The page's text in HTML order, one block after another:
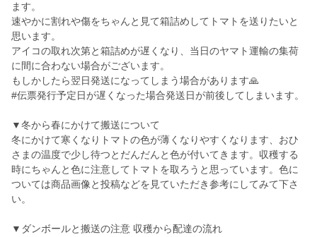
ます。
速やかに割れや傷をちゃんと見て箱詰めしてトマトを送りたいと
思います。
アイコの取れ次第と箱詰めが遅くなり、当日のヤマト運輸の集荷
に間に合わない場合がございます。
もしかしたら翌日発送になってしまう場合があります🙏
#伝票発行予定日が遅くなった場合発送日が前後してしまいます。
▼冬から春にかけて搬送について
冬にかけて寒くなりトマトの色が薄くなりやすくなります、おひ
さまの温度で少し待つとだんだんと色が付いてきます。収穫する
時にちゃんと色に注意してトマトを取ろうと思っています。色に
ついては商品画像と投稿などを見ていただき参考にしてみて下さ
い。
▼ダンボールと搬送の注意 収穫から配達の流れ